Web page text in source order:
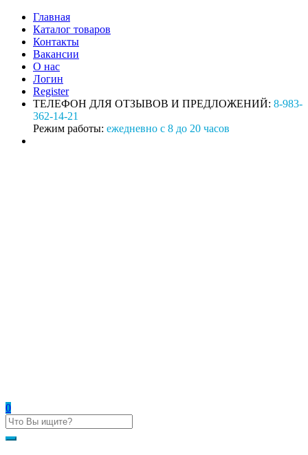
Главная
Каталог товаров
Контакты
Вакансии
О нас
Логин
Register
ТЕЛЕФОН ДЛЯ ОТЗЫВОВ И ПРЕДЛОЖЕНИЙ: 8-983-
362-14-21
Режим работы: ежедневно с 8 до 20 часов
0